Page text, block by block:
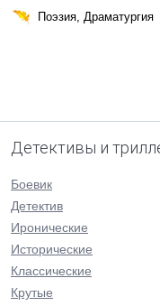
Поэзия, Драматургия
Детективы и
Боевик
Детектив
Иронические
Исторические
Классические
Крутые